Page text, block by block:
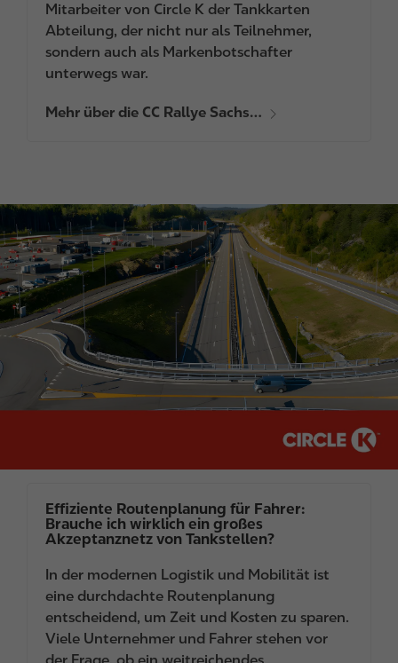
Mitarbeiter von Circle K der Tankkarten
Abteilung, der nicht nur als Teilnehmer,
sondern auch als Markenbotschafter
unterwegs war.
Mehr über die CC Rallye Sachs…
m
a
g
e
Effiziente Routenplanung für Fahrer:
Brauche ich wirklich ein großes
Akzeptanznetz von Tankstellen?
In der modernen Logistik und Mobilität ist
eine durchdachte Routenplanung
entscheidend, um Zeit und Kosten zu sparen.
Viele Unternehmer und Fahrer stehen vor